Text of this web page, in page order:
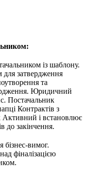
із шаблону.
для затвердження
та
Юридичний
Постачальник
Контрактів з
Активний і встановлює
до закінчення.
бізнес-вимог.
фіналізацією